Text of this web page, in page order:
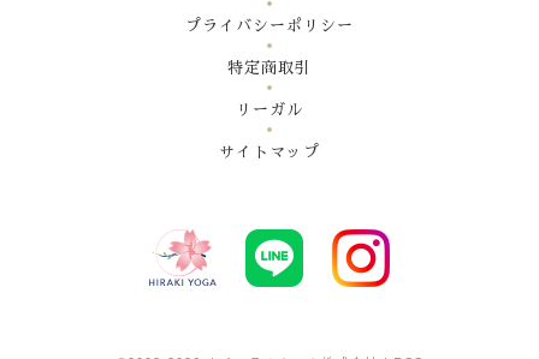
プライバシーポリシー
特定商取引
リーガル
サイトマップ